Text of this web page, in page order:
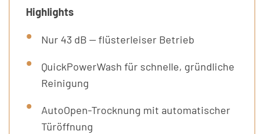
Highlights
Nur 43 dB — flüsterleiser Betrieb
QuickPowerWash für schnelle, gründliche
Reinigung
AutoOpen-Trocknung mit automatischer
Türöffnung